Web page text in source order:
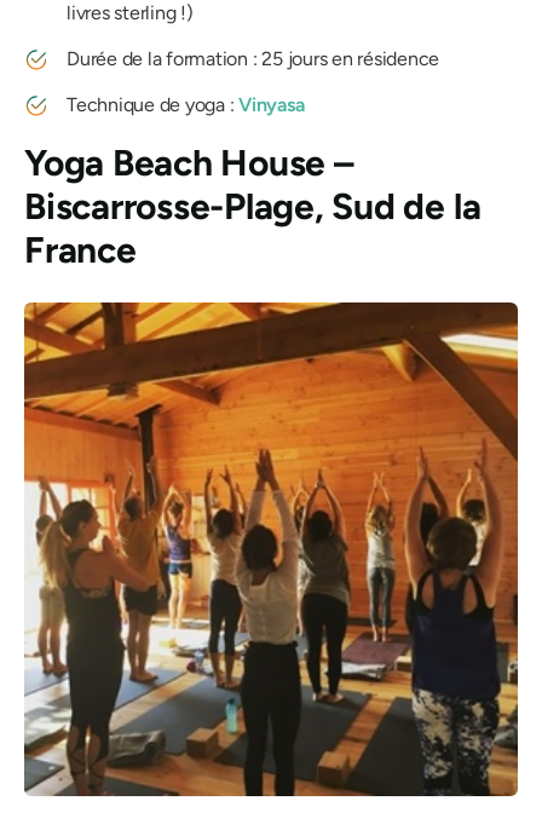
livres sterling !)
Durée de la formation : 25 jours en résidence
Technique de yoga :Vinyasa
Yoga Beach House –
Biscarrosse-Plage, Sud de la
France